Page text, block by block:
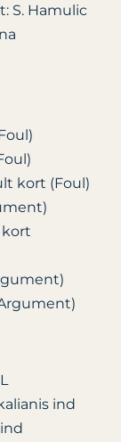
S. Hamulic
kort (Foul)
kort
ind